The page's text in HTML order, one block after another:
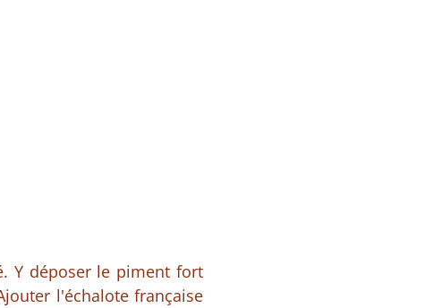
Y déposer le piment fort
l'échalote française